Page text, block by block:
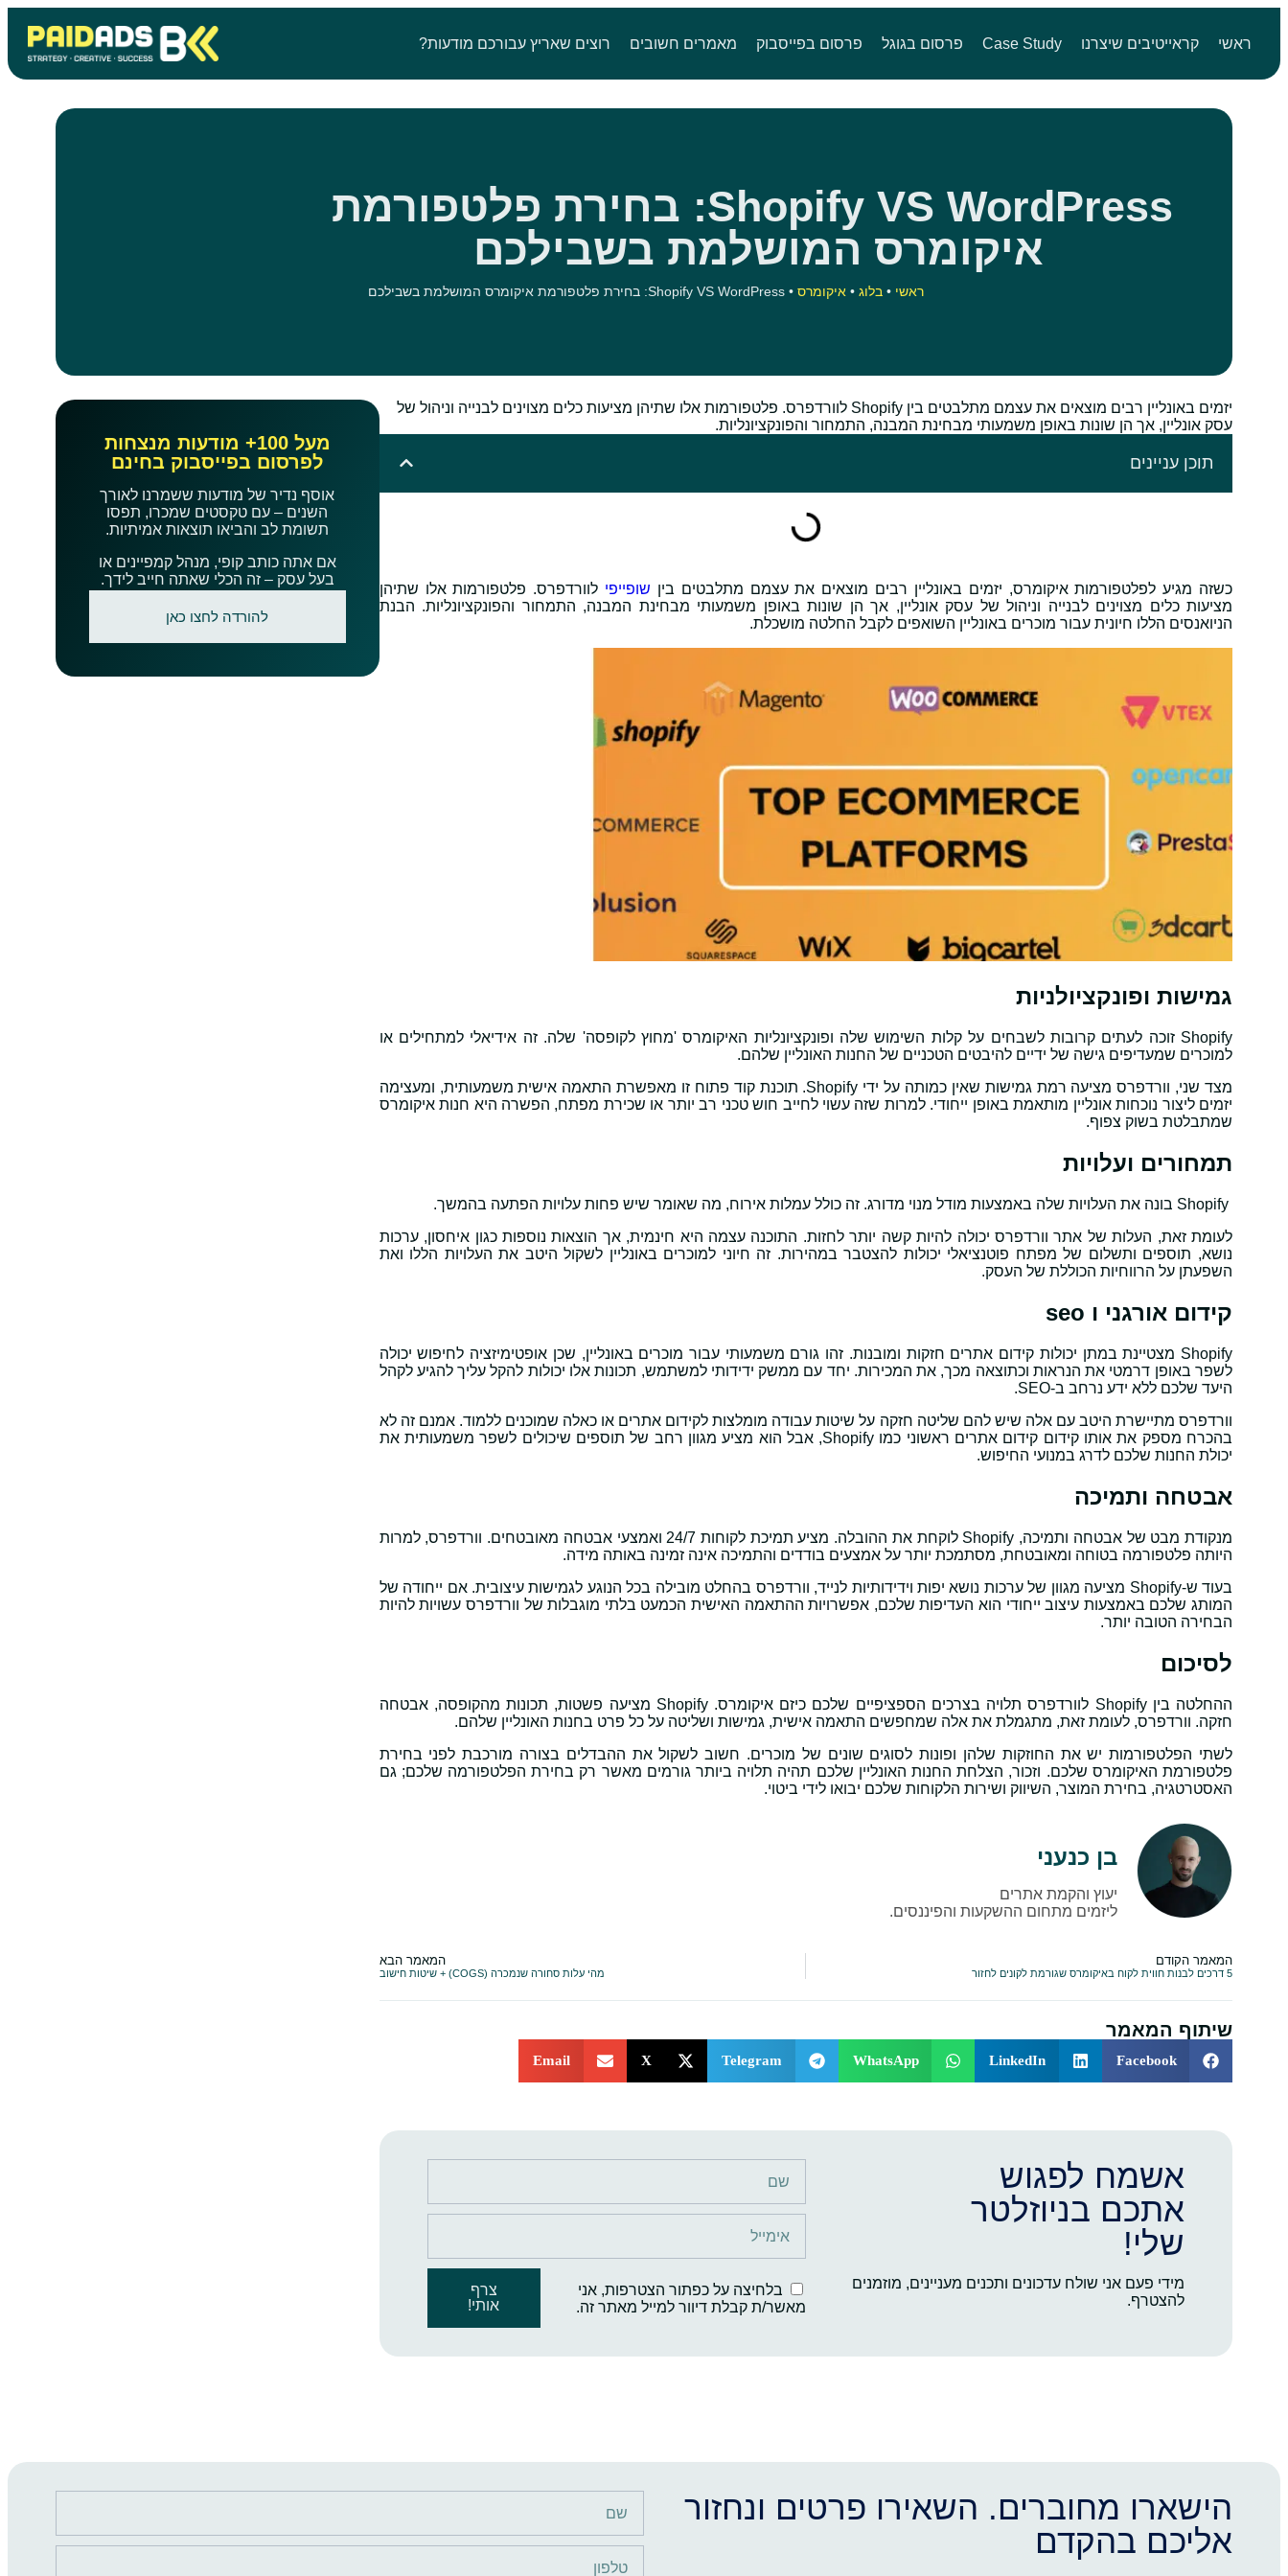
ראשי קראייטיבים שיצרנו Case Study פרסום בגוגל פרסום בפייסבוק מאמרים חשובים רוצים שאריץ עבורכם מודעות?
Shopify VS WordPress: בחירת פלטפורמת
איקומרס המושלמת בשבילכם
ראשי • בלוג • איקומרס • Shopify VS WordPress: בחירת פלטפורמת איקומרס המושלמת בשבילכם
יזמים באונליין רבים מוצאים את עצמם מתלבטים בין Shopify לוורדפרס. פלטפורמות אלו שתיהן מציעות כלים מצוינים לבנייה וניהול של
עסק אונליין, אך הן שונות באופן משמעותי מבחינת המבנה, התמחור והפונקציונליות.
תוכן עניינים
כשזה מגיע לפלטפורמות איקומרס, יזמים באונליין רבים מוצאים את עצמם מתלבטים בין שופייפי לוורדפרס. פלטפורמות אלו שתיהן
מציעות כלים מצוינים לבנייה וניהול של עסק אונליין, אך הן שונות באופן משמעותי מבחינת המבנה, התמחור והפונקציונליות. הבנת
הניואנסים הללו חיונית עבור מוכרים באונליין השואפים לקבל החלטה מושכלת.
גמישות ופונקציולניות
Shopify זוכה לעתים קרובות לשבחים על קלות השימוש שלה ופונקציונליות האיקומרס 'מחוץ לקופסה' שלה. זה אידיאלי למתחילים או
למוכרים שמעדיפים גישה של ידיים להיבטים הטכניים של החנות האונליין שלהם.
מצד שני, וורדפרס מציעה רמת גמישות שאין כמותה על ידי Shopify. תוכנת קוד פתוח זו מאפשרת התאמה אישית משמעותית, ומעצימה
יזמים ליצור נוכחות אונליין מותאמת באופן ייחודי. למרות שזה עשוי לחייב חוש טכני רב יותר או שכירת מפתח, הפשרה היא חנות איקומרס
שמתבלטת בשוק צפוף.
תמחורים ועלויות
לעומת זאת, העלות של אתר וורדפרס יכולה להיות קשה יותר לחזות. התוכנה עצמה היא חינמית, אך הוצאות נוספות כגון איחסון, ערכות
נושא, תוספים ותשלום של מפתח פוטנציאלי יכולות להצטבר במהירות. זה חיוני למוכרים באונליין לשקול היטב את העלויות הללו ואת
השפעתן על הרווחיות הכוללת של העסק.
קידום אורגני ו seo
Shopify מצטיינת במתן יכולות קידום אתרים חזקות ומובנות. זהו גורם משמעותי עבור מוכרים באונליין, שכן אופטימיזציה לחיפוש יכולה
לשפר באופן דרמטי את הנראות וכתוצאה מכך, את המכירות. יחד עם ממשק ידידותי למשתמש, תכונות אלו יכולות להקל עליך להגיע לקהל
היעד שלכם ללא ידע נרחב ב-SEO.
וורדפרס מתיישרת היטב עם אלה שיש להם שליטה חזקה על שיטות עבודה מומלצות לקידום אתרים או כאלה שמוכנים ללמוד. אמנם זה לא
בהכרח מספק את אותו קידום קידום אתרים ראשוני כמו Shopify, אבל הוא מציע מגוון רחב של תוספים שיכולים לשפר משמעותית את
יכולת החנות שלכם לדרג במנועי החיפוש.
אבטחה ותמיכה
מנקודת מבט של אבטחה ותמיכה, Shopify לוקחת את ההובלה. מציע תמיכת לקוחות 24/7 ואמצעי אבטחה מאובטחים. וורדפרס, למרות
היותה פלטפורמה בטוחה ומאובטחת, מסתמכת יותר על אמצעים בודדים והתמיכה אינה זמינה באותה מידה.
בעוד ש-Shopify מציעה מגוון של ערכות נושא יפות וידידותיות לנייד, וורדפרס בהחלט מובילה בכל הנוגע לגמישות עיצובית. אם ייחודה של
המותג שלכם באמצעות עיצוב ייחודי הוא העדיפות שלכם, אפשרויות ההתאמה האישית הכמעט בלתי מוגבלות של וורדפרס עשויות להיות
הבחירה הטובה יותר.
לסיכום
ההחלטה בין Shopify לוורדפרס תלויה בצרכים הספציפיים שלכם כיזם איקומרס. Shopify מציעה פשטות, תכונות מהקופסה, אבטחה
חזקה. וורדפרס, לעומת זאת, מתגמלת את אלה שמחפשים התאמה אישית, גמישות ושליטה על כל פרט בחנות האונליין שלהם.
לשתי הפלטפורמות יש את החוזקות שלהן ופונות לסוגים שונים של מוכרים. חשוב לשקול את ההבדלים בצורה מורכבת לפני בחירת
פלטפורמת האיקומרס שלכם. וזכור, הצלחת החנות האונליין שלכם תהיה תלויה ביותר גורמים מאשר רק בחירת הפלטפורמה שלכם; גם
האסטרטגיה, בחירת המוצר, השיווק ושירות הלקוחות שלכם יבואו לידי ביטוי.
בן כנעני
יעוץ והקמת אתרים
ליזמים מתחום ההשקעות והפיננסים.
המאמר הקודם
5 דרכים לבנות חווית לקוח באיקומרס שגורמת לקונים לחזור
המאמר הבא
מהי עלות סחורה שנמכרה (COGS) + שיטות חישוב
שיתוף המאמר
Facebook
LinkedIn
WhatsApp
Telegram
X
Email
אשמח לפגוש
אתכם בניוזלטר
שלי!
מידי פעם אני שולח עדכונים ותכנים מעניינים, מוזמנים
להצטרף.
בלחיצה על כפתור הצטרפות, אני
מאשר/ת קבלת דיוור למייל מאתר זה.
צרף
אותי!
מעל 100+ מודעות מנצחות
לפרסום בפייסבוק בחינם
אוסף נדיר של מודעות ששמרנו לאורך
השנים – עם טקסטים שמכרו, תפסו
תשומת לב והביאו תוצאות אמיתיות.
אם אתה כותב קופי, מנהל קמפיינים או
בעל עסק – זה הכלי שאתה חייב לידך.
להורדה לחצו כאן
הישארו מחוברים. השאירו פרטים ונחזור
אליכם בהקדם